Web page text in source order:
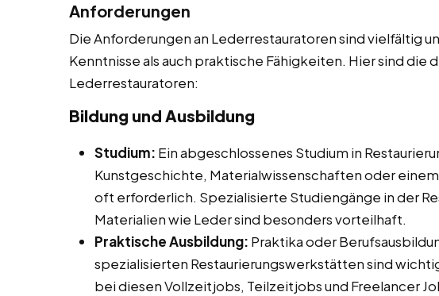
Anforderungen
Die Anforderungen an Lederrestauratoren sind vielfältig
Kenntnisse als auch praktische Fähigkeiten. Hier sind die
Lederrestauratoren:
Bildung und Ausbildung
Studium: Ein abgeschlossenes Studium in
Kunstgeschichte, Materialwissenschaften oder
oft erforderlich. Spezialisierte Studiengänge in der
Materialien wie Leder sind besonders vorteilhaft.
Praktische Ausbildung: Praktika oder
spezialisierten Restaurierungswerkstätten sind
bei diesen Vollzeitjobs, Teilzeitjobs und Freelancer